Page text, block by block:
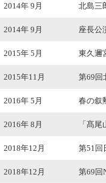
2014年 9月 北島三
2014年 9月 座長公
2015年 5月 東久邇
2015年11月 第69回
2016年 5月 春の叙
2016年 8月 「髙
2018年12月 第51回
2018年12月 第69回